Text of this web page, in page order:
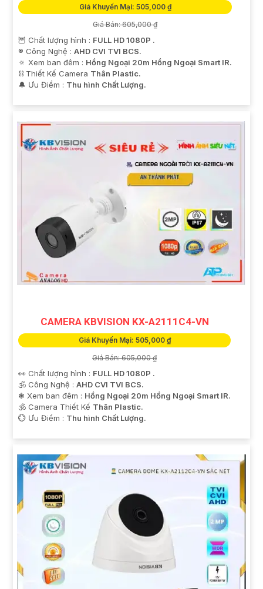
Giá Khuyến Mại: 505,000 ₫
Giá Bán: 605,000 ₫
🦉 Chất lượng hình : FULL HD 1080P .
®️ Công Nghệ : AHD CVI TVI BCS.
🔅 Xem ban đêm : Hồng Ngoại 20m Hồng Ngoại Smart IR.
⛓ Thiết Kế Camera Thân Plastic.
️🔔 Ưu Điểm : Thu hình Chất Lượng.
CAMERA KBVISION KX-A2111C4-VN
Giá Khuyến Mại: 505,000 ₫
Giá Bán: 605,000 ₫
👀 Chất lượng hình : FULL HD 1080P .
🕉️ Công Nghệ : AHD CVI TVI BCS.
❃ Xem ban đêm : Hồng Ngoại 20m Hồng Ngoại Smart IR.
🕉️ Camera Thiết Kế Thân Plastic.
️💮 Ưu Điểm : Thu hình Chất Lượng.